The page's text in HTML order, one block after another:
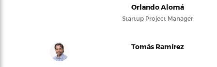
Orlando Alomá
Startup Project Manager
Tomás Ramírez